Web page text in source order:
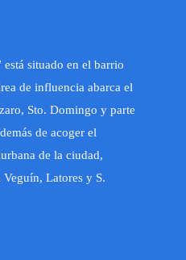
situado en el barrio
de influencia abarca el
Sto. Domingo y parte
de acoger el
de la ciudad,
Latores y S.